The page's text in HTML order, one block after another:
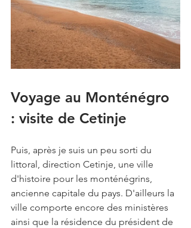
Voyage au Monténégro
: visite de Cetinje
Puis, après je suis un peu sorti du
littoral, direction Cetinje, une ville
d'histoire pour les monténégrins,
ancienne capitale du pays. D'ailleurs la
ville comporte encore des ministères
ainsi que la résidence du président de